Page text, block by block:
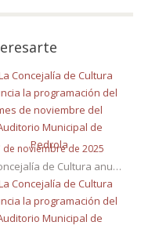
de noviembre de 2025
La Concejalía de Cultura anuncia la programación del mes de noviembre del Auditorio Municipal de Pedrola